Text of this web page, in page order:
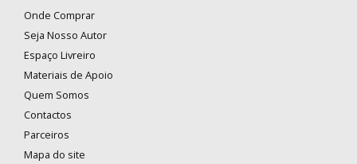
Onde Comprar
Seja Nosso Autor
Espaço Livreiro
Materiais de Apoio
Quem Somos
Contactos
Parceiros
Mapa do site